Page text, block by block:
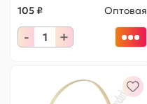
105 ₽
Оптовая
- +